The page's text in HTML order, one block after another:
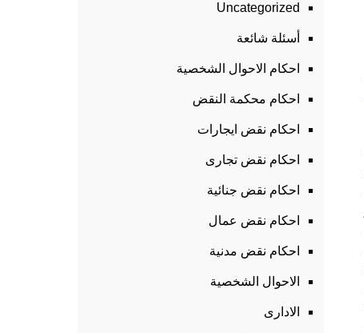
Uncategorized
أسئلة شائعة
احكام الاحوال الشخصية
احكام محكمة النقض
احكام نقض ايجارات
احكام نقض تجارى
احكام نقض جنائية
احكام نقض عمال
احكام نقض مدنية
الاحوال الشخصية
الادارى